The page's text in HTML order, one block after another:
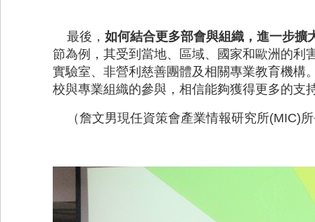
最後， 如何結合更多部會與組織，進一步擴
節為例，其受到當地、區域、國家和歐洲的利
實驗室、非營利慈善團體及相關專業教育機構
校與專業組織的參與，相信能夠獲得更多的支
（詹文男現任資策會產業情報研究所(MIC)